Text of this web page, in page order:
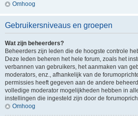
Omhoog
Gebruikersniveaus en groepen
Wat zijn beheerders?
Beheerders zijn leden die de hoogste controle
Deze leden beheren het hele forum, zoals het
verbannen van gebruikers, het aanmaken van
moderators, enz., afhankelijk van de
permissies heeft gegeven aan de andere
volledige moderator mogelijkheden hebben in
instellingen die ingesteld zijn door de
Omhoog